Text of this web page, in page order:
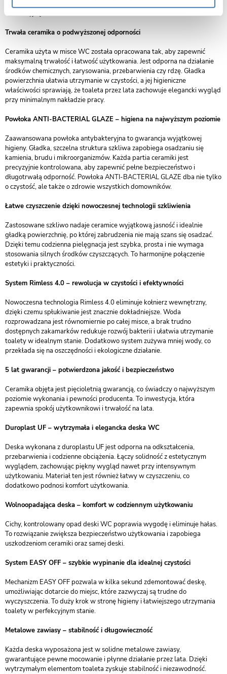
dekoracyjną.
Trwała ceramika o podwyższonej odporności
Ceramika użyta w misce WC została opracowana tak, aby zapewnić
maksymalną trwałość i łatwość użytkowania. Jest odporna na działanie
środków chemicznych, zarysowania, przebarwienia czy rdzę. Gładka
powierzchnia ułatwia utrzymanie w czystości, a jej higieniczne
właściwości sprawiają, że toaleta przez lata zachowuje elegancki wygląd
przy minimalnym nakładzie pracy.
Powłoka ANTI-BACTERIAL GLAZE – higiena na najwyższym poziomie
Zaawansowana powłoka antybakteryjna to gwarancja wyjątkowej
higieny. Gładka, szczelna struktura szkliwa zapobiega osadzaniu się
kamienia, brudu i mikroorganizmów. Każda partia ceramiki jest
precyzyjnie kontrolowana, aby zapewnić pełne bezpieczeństwo i
długotrwałą odporność. Powłoka ANTI-BACTERIAL GLAZE dba nie tylko
o czystość, ale także o zdrowie wszystkich domowników.
Łatwe czyszczenie dzięki nowoczesnej technologii szkliwienia
Zastosowane szkliwo nadaje ceramice wyjątkową jasność i idealnie
gładką powierzchnię, po której zabrudzenia nie mają szans się osadzać.
Dzięki temu codzienna pielęgnacja jest szybka, prosta i nie wymaga
stosowania silnych środków czyszczących. To harmonijne połączenie
estetyki i praktyczności.
System Rimless 4.0 – rewolucja w czystości i efektywności
Nowoczesna technologia Rimless 4.0 eliminuje kołnierz wewnętrzny,
dzięki czemu spłukiwanie jest znacznie dokładniejsze. Woda
rozprowadzana jest równomiernie po całej misce, a brak trudno
dostępnych zakamarków redukuje rozwój bakterii i ułatwia utrzymanie
toalety w idealnym stanie. Dodatkowo system zużywa mniej wody, co
przekłada się na oszczędności i ekologiczne działanie.
5 lat gwarancji – potwierdzona jakość i bezpieczeństwo
Ceramika objęta jest pięcioletnią gwarancją, co świadczy o najwyższym
poziomie wykonania i pewności producenta. To inwestycja, która
zapewnia spokój użytkownikowi i trwałość na lata.
Duroplast UF – wytrzymała i elegancka deska WC
Deska wykonana z duroplastu UF jest odporna na odkształcenia,
przebarwienia i codzienne obciążenia. Łączy solidność z estetycznym
wyglądem, zachowując piękny wygląd nawet przy intensywnym
użytkowaniu. Materiał ten jest również łatwy w czyszczeniu, co
dodatkowo podnosi komfort użytkowania.
Wolnoopadająca deska – komfort w codziennym użytkowaniu
Cichy, kontrolowany opad deski WC poprawia wygodę i eliminuje hałas.
To rozwiązanie zwiększa bezpieczeństwo użytkowania i zapobiega
uszkodzeniom ceramiki oraz samej deski.
System EASY OFF – szybkie wypinanie dla idealnej czystości
Mechanizm EASY OFF pozwala w kilka sekund zdemontować deskę,
umożliwiając dotarcie do miejsc, które zazwyczaj są trudne do
wyczyszczenia. To duży krok w stronę higieny i łatwiejszego utrzymania
toalety w perfekcyjnym stanie.
Metalowe zawiasy – stabilność i długowieczność
Każda deska wyposażona jest w solidne metalowe zawiasy,
gwarantujące pewne mocowanie i płynne działanie przez lata. Dzięki
wytrzymałym elementom toaleta zyskuje stabilność i niezawodność.